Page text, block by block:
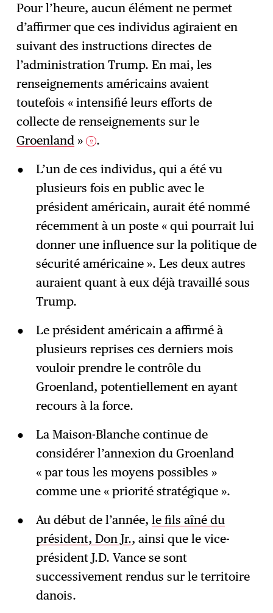
Pour l’heure, aucun élément ne permet
d’affirmer que ces individus agiraient en
suivant des instructions directes de
l’administration Trump. En mai, les
renseignements américains avaient
toutefois « intensifié leurs efforts de
collecte de renseignements sur le
Groenland » 2 .
L’un de ces individus, qui a été vu
plusieurs fois en public avec le
président américain, aurait été nommé
récemment à un poste « qui pourrait lui
donner une influence sur la politique de
sécurité américaine ». Les deux autres
auraient quant à eux déjà travaillé sous
Trump.
Le président américain a affirmé à
plusieurs reprises ces derniers mois
vouloir prendre le contrôle du
Groenland, potentiellement en ayant
recours à la force.
La Maison-Blanche continue de
considérer l’annexion du Groenland
« par tous les moyens possibles »
comme une « priorité stratégique ».
Au début de l’année, le fils aîné du
président, Don Jr., ainsi que le vice-
président J.D. Vance se sont
successivement rendus sur le territoire
danois.